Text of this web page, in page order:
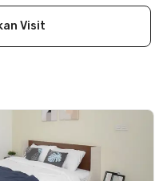
Visit